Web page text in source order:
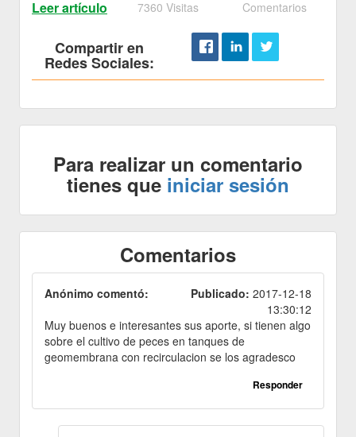
Leer artículo 7360 Visitas Comentarios
Compartir en
Redes Sociales:
Para realizar un comentario
tienes que iniciar sesión
Comentarios
Anónimo comentó: Publicado: 2017-12-18
13:30:12
Muy buenos e interesantes sus aporte, si tienen algo
sobre el cultivo de peces en tanques de
geomembrana con recirculacion se los agradesco
Responder